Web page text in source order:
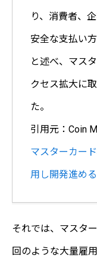
り、消費者、
安全な支払い
と述べ、マス
クセス拡大に
た。
引用元：Coin
マスターカー
用し開発進める
それでは、マスタ
回のような大量雇